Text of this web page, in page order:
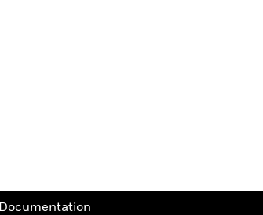
Documentation